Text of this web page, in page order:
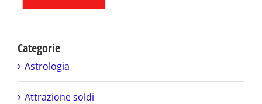
Categorie
Astrologia
Attrazione soldi